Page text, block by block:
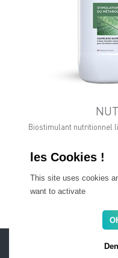
Biostimulant nutritionnel
Tous
ESPACE PRO
This site uses cookies
want to activate